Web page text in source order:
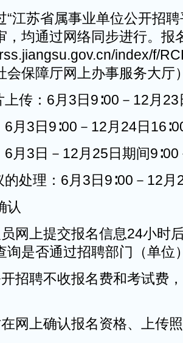
“江苏省属事业单位公开招
，均通过网络同步进行。报
index/f/
会保障厅网上办事服务大厅
传：6月3日9∶00－12月23
月3日9∶00－12月24日
月3日－12月25日期间9∶00
处理：6月3日9∶00－12月
认
员网上提交报名信息24小时
询是否通过招聘部门（单位
开招聘不收报名费和考试费
在网上确认报名资格、上传